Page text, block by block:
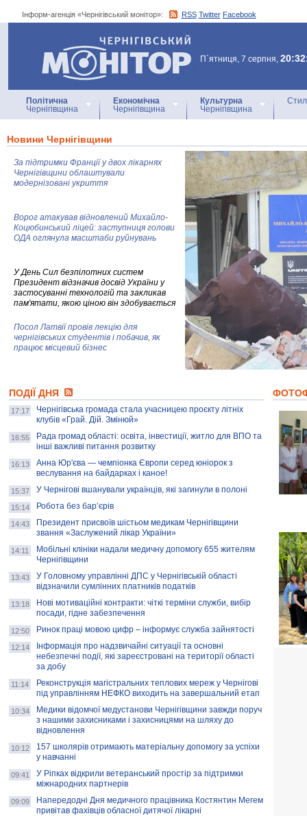
Інформ-агенція «Чернігівський монітор»: RSS Twitter Facebook
Інформ-агенція
«Чернігівський монітор»
П`ятниця, 7 серпня,
Політична
Чернігівщина
Економічна
Чернігівщина
Культурна
Чернігівщина
Новини Чернігівщини
За підтримки Франції у двох лікарнях
Чернігівщини облаштували
модернізовані укриття
Ворог атакував відновлений Михайло-
Коцюбинський ліцей: заступниця голови
ОДА оглянула масштаби руйнувань
У День Сил безпілотних систем
Президент відзначив досвід України у
застосуванні технологій та закликав
пам'ятати, якою ціною він здобувається
Посол Латвії провів лекцію для
чернігівських студентів і побачив, як
працює місцевий бізнес
колекцію про війну, емоції та тварин
AB InBev Efes Україна підтримала
навчальний проєкт "Молодіжна бізнес-
школа", спрямований на розвиток
підприємництва у Чернігівській області
Золота тварина: видання Forbes
написало про чернігівця Патрона: хто і
скільки на ньому заробляє? І куди
витрачають?
ПОДІЇ ДНЯ
17:17
Чернігівська громада стала учасницею проєкту літніх
клубів «Грай. Дій. Змінюй»
16:55
Рада громад області: освіта, інвестиції, житло для ВПО та
інші важливі питання розвитку
16:13
Анна Юр'єва — чемпіонка Європи серед юніорок з
веслування на байдарках і каное!
15:37 У Чернігові вшанували українців, які загинули в полоні
15:14 Робота без бар’єрів
14:43
Президент присвоїв шістьом медикам Чернігівщини
звання «Заслужений лікар України»
14:11
Мобільні клініки надали медичну допомогу 655 жителям
Чернігівщини
13:43
У Головному управлінні ДПС у Чернігівській області
відзначили сумлінних платників податків
13:18
Нові мотиваційні контракти: чіткі терміни служби, вибір
посади, гідне забезпечення
12:50 Ринок праці мовою цифр – інформує служба зайнятості
12:14
Інформація про надзвичайні ситуації та основні
небезпечні події, які зареєстровані на території області
за добу
11:14
Реконструкція магістральних теплових мереж у Чернігові
під управлінням НЕФКО виходить на завершальний етап
10:34
Медики відомчої медустанови Чернігівщини завжди поруч
з нашими захисниками і захисницями на шляху до
відновлення
10:12
157 школярів отримають матеріальну допомогу за успіхи
у навчанні
09:41
У Ріпках відкрили ветеранський простір за підтримки
міжнародних партнерів
09:09
Напередодні Дня медичного працівника Костянтин Мегем
привітав фахівців обласної дитячої лікарні